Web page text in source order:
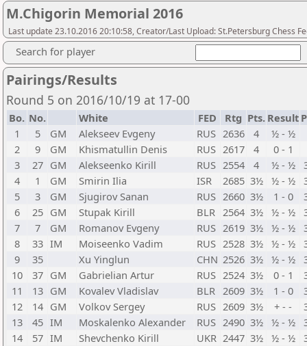
M.Chigorin Memorial 2016
Last update 23.10.2016 20:10:58, Creator/Last Upload: St.Petersburg Chess
Search for player
Pairings/Results
Round 5 on 2016/10/19 at 17-00
Bo. No. White FED Rtg Pts. Result
1
5 GM Alekseev Evgeny RUS 2636 4
½ - ½
2
9 GM Khismatullin Denis RUS 2617 4
0 - 1
3
27 GM Alekseenko Kirill RUS 2554 4 ½ - ½
4
1 GM Smirin Ilia ISR 2685 3½ ½ - ½
5
3 GM Sjugirov Sanan RUS 2660 3½ 1 - 0
6
25 GM Stupak Kirill BLR 2564 3½ ½ - ½
7
7 GM Romanov Evgeny RUS 2619 3½ ½ - ½
8
33 IM Moiseenko Vadim RUS 2528 3½ ½ - ½
9
35 Xu Yinglun CHN 2526 3½ ½ - ½
10
37 GM Gabrielian Artur RUS 2524 3½ 0 - 1
11
13 GM Kovalev Vladislav BLR 2609 3½ 1 - 0
12
14 GM Volkov Sergey RUS 2609 3½ + - -
13
45 IM Moskalenko Alexander RUS 2490 3½ ½ - ½
14
57 IM Shevchenko Kirill UKR 2447 3½ ½ - ½